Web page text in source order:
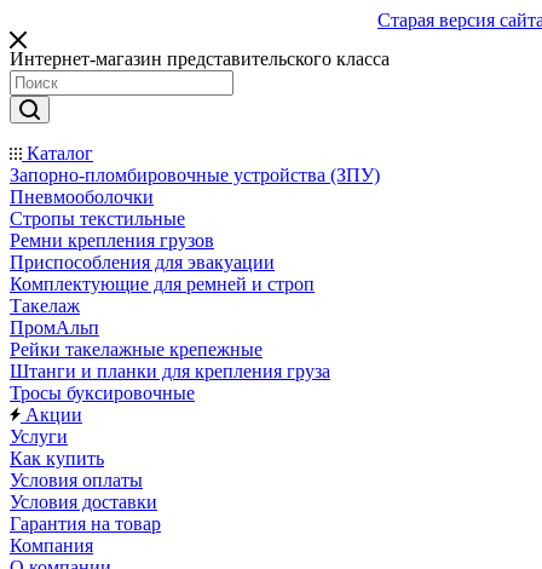
Старая версия
Интернет-магазин представительского класса
Каталог
Запорно-пломбировочные устройства (ЗПУ)
Пневмооболочки
Стропы текстильные
Ремни крепления грузов
Приспособления для эвакуации
Комплектующие для ремней и строп
Такелаж
ПромАльп
Рейки такелажные крепежные
Штанги и планки для крепления груза
Тросы буксировочные
Акции
Услуги
Как купить
Условия оплаты
Условия доставки
Гарантия на товар
Компания